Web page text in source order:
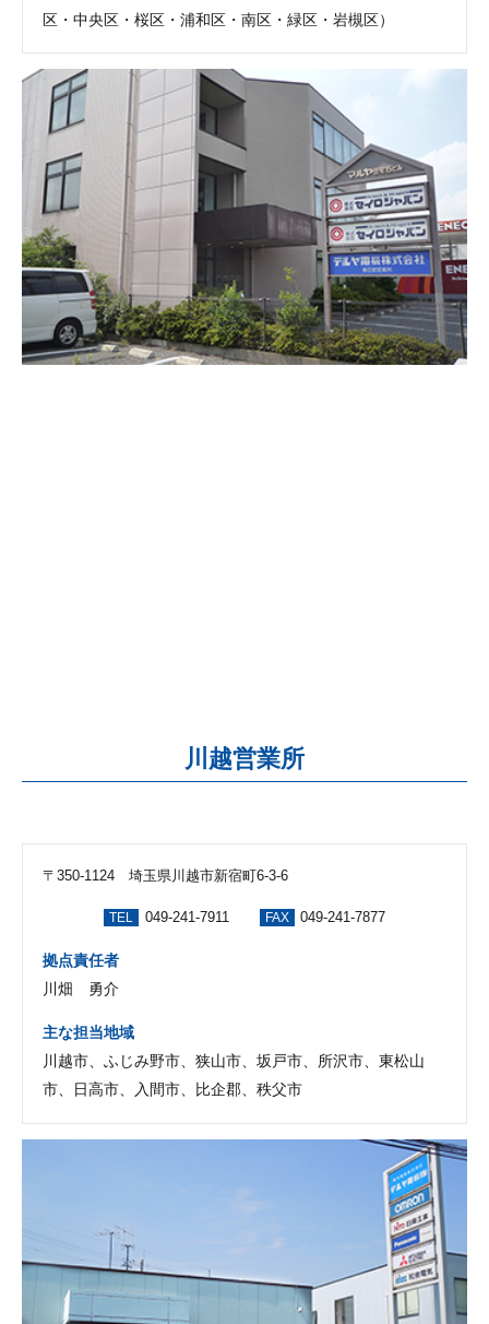
区・中央区・桜区・浦和区・南区・緑区・岩槻区）
川越営業所
〒350-1124 埼玉県川越市新宿町6-3-6
TEL 049-241-7911 FAX 049-241-7877
拠点責任者
川畑 勇介
主な担当地域
川越市、ふじみ野市、狭山市、坂戸市、所沢市、東松山
市、日高市、入間市、比企郡、秩父市